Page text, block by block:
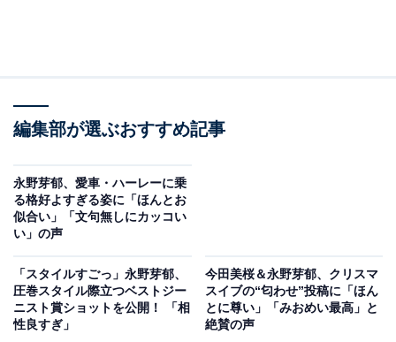
編集部が選ぶおすすめ記事
永野芽郁、愛車・ハーレーに乗
る格好よすぎる姿に「ほんとお
似合い」「文句無しにカッコい
い」の声
「スタイルすごっ」永野芽郁、
圧巻スタイル際立つベストジー
ニスト賞ショットを公開！ 「相
性良すぎ」
今田美桜＆永野芽郁、クリスマ
スイブの“匂わせ”投稿に「ほん
とに尊い」「みおめい最高」と
絶賛の声